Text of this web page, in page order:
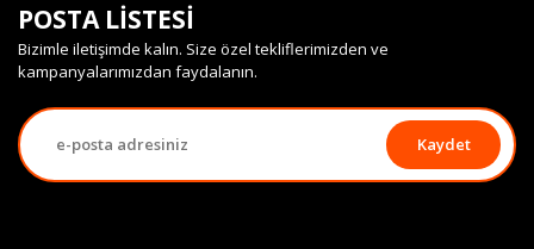
POSTA LİSTESİ
Bizimle iletişimde kalın. Size özel tekliflerimizden ve
kampanyalarımızdan faydalanın.
Kaydet